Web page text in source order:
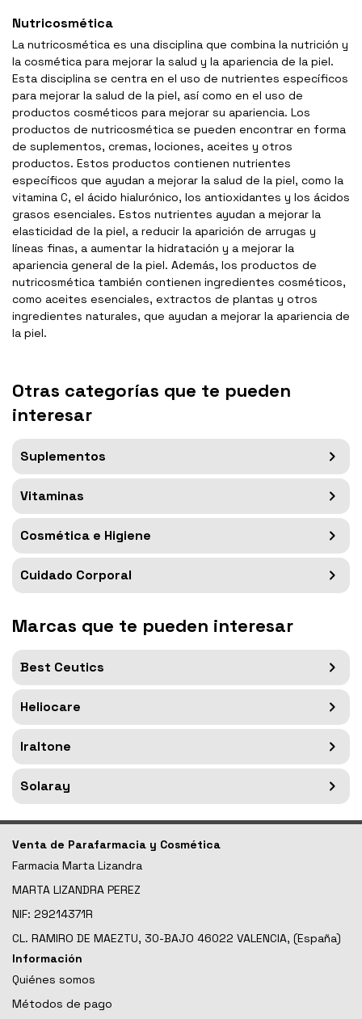
Nutricosmética
La nutricosmética es una disciplina que combina la nutrición y
la cosmética para mejorar la salud y la apariencia de la piel.
Esta disciplina se centra en el uso de nutrientes específicos
para mejorar la salud de la piel, así como en el uso de
productos cosméticos para mejorar su apariencia. Los
productos de nutricosmética se pueden encontrar en forma
de suplementos, cremas, lociones, aceites y otros
productos. Estos productos contienen nutrientes
específicos que ayudan a mejorar la salud de la piel, como la
vitamina C, el ácido hialurónico, los antioxidantes y los ácidos
grasos esenciales. Estos nutrientes ayudan a mejorar la
elasticidad de la piel, a reducir la aparición de arrugas y
líneas finas, a aumentar la hidratación y a mejorar la
apariencia general de la piel. Además, los productos de
nutricosmética también contienen ingredientes cosméticos,
como aceites esenciales, extractos de plantas y otros
ingredientes naturales, que ayudan a mejorar la apariencia de
la piel.
Otras categorías que te pueden
interesar
Suplementos
Vitaminas
Cosmética e Higiene
Cuidado Corporal
Marcas que te pueden interesar
Best Ceutics
Heliocare
Iraltone
Solaray
Venta de Parafarmacia y Cosmética
Farmacia Marta Lizandra
MARTA LIZANDRA PEREZ
NIF: 29214371R
CL. RAMIRO DE MAEZTU, 30-BAJO 46022 VALENCIA, (España)
Información
Quiénes somos
Métodos de pago